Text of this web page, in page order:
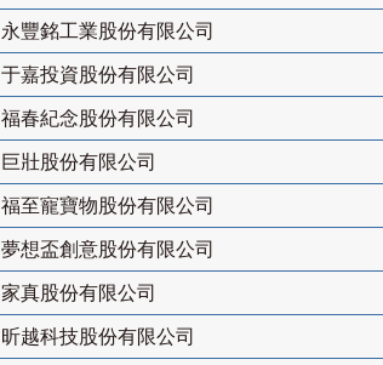
永豐銘工業股份有限公司
于嘉投資股份有限公司
福春紀念股份有限公司
巨壯股份有限公司
福至寵寶物股份有限公司
夢想盃創意股份有限公司
家真股份有限公司
昕越科技股份有限公司